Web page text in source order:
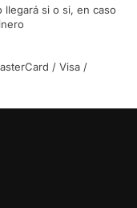
si o si, en caso
/ Visa /